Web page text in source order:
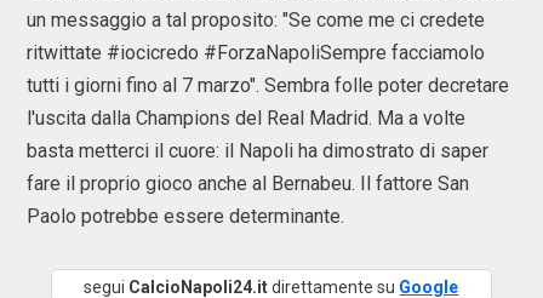
un messaggio a tal proposito: "Se come me ci credete
ritwittate #iocicredo #ForzaNapoliSempre facciamolo
tutti i giorni fino al 7 marzo". Sembra folle poter decretare
l'uscita dalla Champions del Real Madrid. Ma a volte
basta metterci il cuore: il Napoli ha dimostrato di saper
fare il proprio gioco anche al Bernabeu. Il fattore San
Paolo potrebbe essere determinante.
segui CalcioNapoli24.itdirettamente su Google